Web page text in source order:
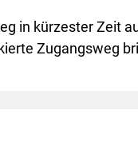
in kürzester Zeit
Zugangsweg